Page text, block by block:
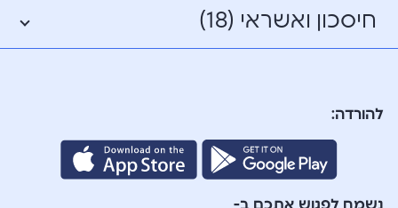
חיסכון ואשראי (18)
להורדה:
נשמח לפגוש אתכם ב-